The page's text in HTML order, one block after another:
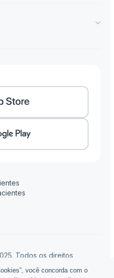
Todos os direitos
andar, Edifício Setin Tower
você concorda com o